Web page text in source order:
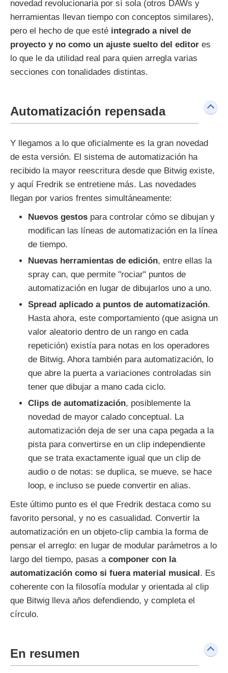
novedad revolucionaria por sí sola (otros DAWs y
herramientas llevan tiempo con conceptos similares),
pero el hecho de que esté integrado a nivel de
proyecto y no como un ajuste suelto del editor es
lo que le da utilidad real para quien arregla varias
secciones con tonalidades distintas.
Automatización repensada
Y llegamos a lo que oficialmente es la gran novedad
de esta versión. El sistema de automatización ha
recibido la mayor reescritura desde que Bitwig existe,
y aquí Fredrik se entretiene más. Las novedades
llegan por varios frentes simultáneamente:
Nuevos gestos para controlar cómo se dibujan y
modifican las líneas de automatización en la línea
de tiempo.
Nuevas herramientas de edición, entre ellas la
spray can, que permite "rociar" puntos de
automatización en lugar de dibujarlos uno a uno.
Spread aplicado a puntos de automatización.
Hasta ahora, este comportamiento (que asigna un
valor aleatorio dentro de un rango en cada
repetición) existía para notas en los operadores
de Bitwig. Ahora también para automatización, lo
que abre la puerta a variaciones controladas sin
tener que dibujar a mano cada ciclo.
Clips de automatización, posiblemente la
novedad de mayor calado conceptual. La
automatización deja de ser una capa pegada a la
pista para convertirse en un clip independiente
que se trata exactamente igual que un clip de
audio o de notas: se duplica, se mueve, se hace
loop, e incluso se puede convertir en alias.
Este último punto es el que Fredrik destaca como su
favorito personal, y no es casualidad. Convertir la
automatización en un objeto-clip cambia la forma de
pensar el arreglo: en lugar de modular parámetros a lo
largo del tiempo, pasas a componer con la
automatización como si fuera material musical. Es
coherente con la filosofía modular y orientada al clip
que Bitwig lleva años defendiendo, y completa el
círculo.
En resumen